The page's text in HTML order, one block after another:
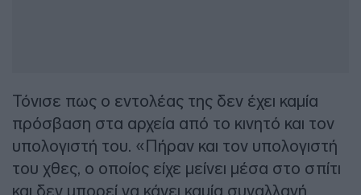
Τόνισε πως ο εντολέας της δεν έχει καμία
πρόσβαση στα αρχεία από το κινητό και τον
υπολογιστή του. «Πήραν και τον υπολογιστή
του χθες, ο οποίος είχε μείνει μέσα στο σπίτι
και δεν μπορεί να κάνει καμία συναλλαγή